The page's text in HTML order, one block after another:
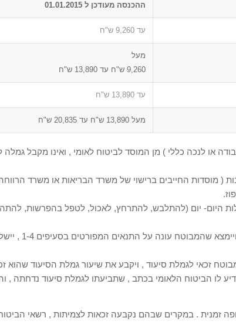
ההכנסה מעודכן ל 01.01.2015
עד 9,260 ש"ח
מעל
9,260 ש"ח עד 13,890 ש"ח
עד 13,890 ש"ח
מעל 13,890 ש"ח עד 20,835 ש"ח
או לנכה כללי ) מן המוסד לביטוח לאומי , ואינו מקבל
( מוסדות החייבים ברישוי של משרד הבריאות או משרד
היום- יום (להתלבש, להתרחץ, לאכול, לטפל בהפרשות,
לאחר
זכאי לגמלת סיעוד , ויקבע את שיעור גמלת הסיעוד שהוא
לו הביטוח הלאומי בכתב , שתביעתו לגמלת סיעוד נדחתה ,
זמנית . במקרים שבהם נקבעה זכאות לצמיתות , רשאי